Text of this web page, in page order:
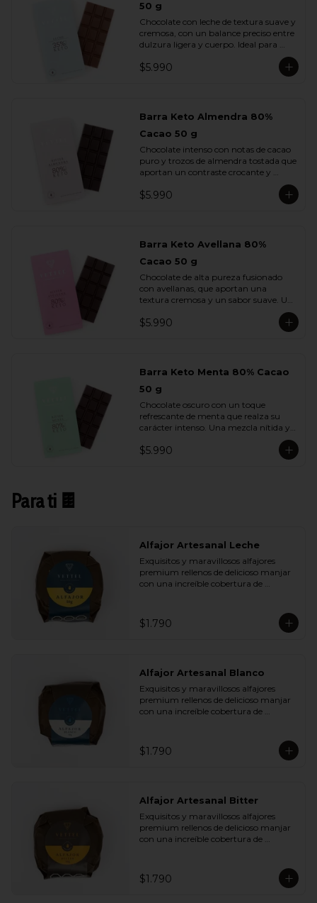
natural. Una barra creada para
verdaderos amantes del cacao.
50 g
Chocolate con leche de textura suave y
cremosa, con un balance preciso entre
dulzura ligera y cuerpo. Ideal para
quienes disfrutan del sabor del cacao
con leche sin perder la intensidad del
$5.990
Barra Keto Almendra 80%
Cacao 50 g
Chocolate intenso con notas de cacao
puro y trozos de almendra tostada que
aportan un contraste crocante y
equilibrada entre potencia y sutileza.
$5.990
Barra Keto Avellana 80%
Cacao 50 g
Chocolate de alta pureza fusionado
con avellanas, que aportan una
textura cremosa y un sabor suave. Un
equilibrio natural entre la fuerza del
cacao y la redondez de la nuez.
$5.990
Barra Keto Menta 80% Cacao
50 g
Chocolate oscuro con un toque
refrescante de menta que realza su
carácter intenso. Una mezcla nítida y
vibrante que aporta frescura sin restar
profundidad al cacao.
$5.990
Para ti 🍫
Alfajor Artesanal Leche
Exquisitos y maravillosos alfajores
premium rellenos de delicioso manjar
con una increíble cobertura de
$1.790
Alfajor Artesanal Blanco
Exquisitos y maravillosos alfajores
premium rellenos de delicioso manjar
con una increíble cobertura de
queremos.
$1.790
Alfajor Artesanal Bitter
Exquisitos y maravillosos alfajores
premium rellenos de delicioso manjar
con una increíble cobertura de
$1.790